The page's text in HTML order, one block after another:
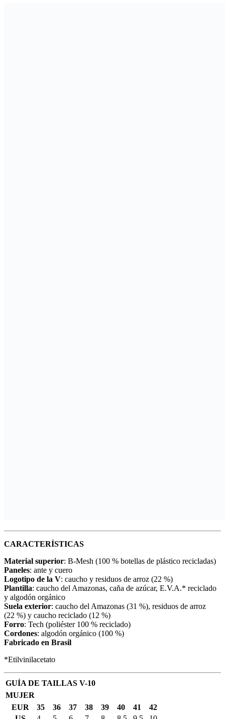
CARACTERÍSTICAS
Material superior: B-Mesh (100 % botellas de plástico recicladas)
Paneles: ante y cuero
Logotipo de la V: caucho y residuos de arroz (22 %)
Plantilla: caucho del Amazonas, caña de azúcar, E.V.A.* reciclado
y algodón orgánico
Suela exterior: caucho del Amazonas (31 %), residuos de arroz
(22 %) y caucho reciclado (12 %)
Forro: Tech (poliéster 100 % reciclado)
Cordones: algodón orgánico (100 %)
Fabricado en Brasil
*Etilvinilacetato
GUÍA DE TAILLAS V-10
MUJER
EUR
35 36 37 38 39 40 41
42